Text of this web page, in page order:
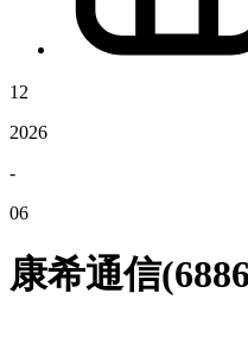
12
2026
-
06
康希通信